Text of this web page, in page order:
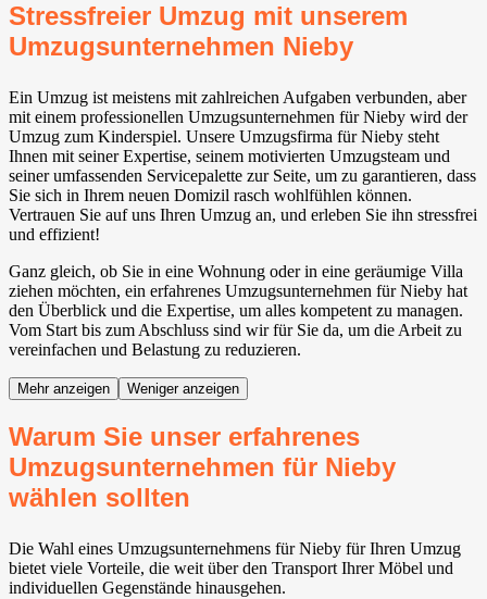
Stressfreier Umzug mit unserem
Umzugsunternehmen Nieby
Ein Umzug ist meistens mit zahlreichen Aufgaben verbunden, aber
mit einem professionellen Umzugsunternehmen für Nieby wird der
Umzug zum Kinderspiel. Unsere Umzugsfirma für Nieby steht
Ihnen mit seiner Expertise, seinem motivierten Umzugsteam und
seiner umfassenden Servicepalette zur Seite, um zu garantieren, dass
Sie sich in Ihrem neuen Domizil rasch wohlfühlen können.
Vertrauen Sie auf uns Ihren Umzug an, und erleben Sie ihn stressfrei
und effizient!
Ganz gleich, ob Sie in eine Wohnung oder in eine geräumige Villa
ziehen möchten, ein erfahrenes Umzugsunternehmen für Nieby hat
den Überblick und die Expertise, um alles kompetent zu managen.
Vom Start bis zum Abschluss sind wir für Sie da, um die Arbeit zu
vereinfachen und Belastung zu reduzieren.
Mehr anzeigen Weniger anzeigen
Warum Sie unser erfahrenes
Umzugsunternehmen für Nieby
wählen sollten
Die Wahl eines Umzugsunternehmens für Nieby für Ihren Umzug
bietet viele Vorteile, die weit über den Transport Ihrer Möbel und
individuellen Gegenstände hinausgehen.